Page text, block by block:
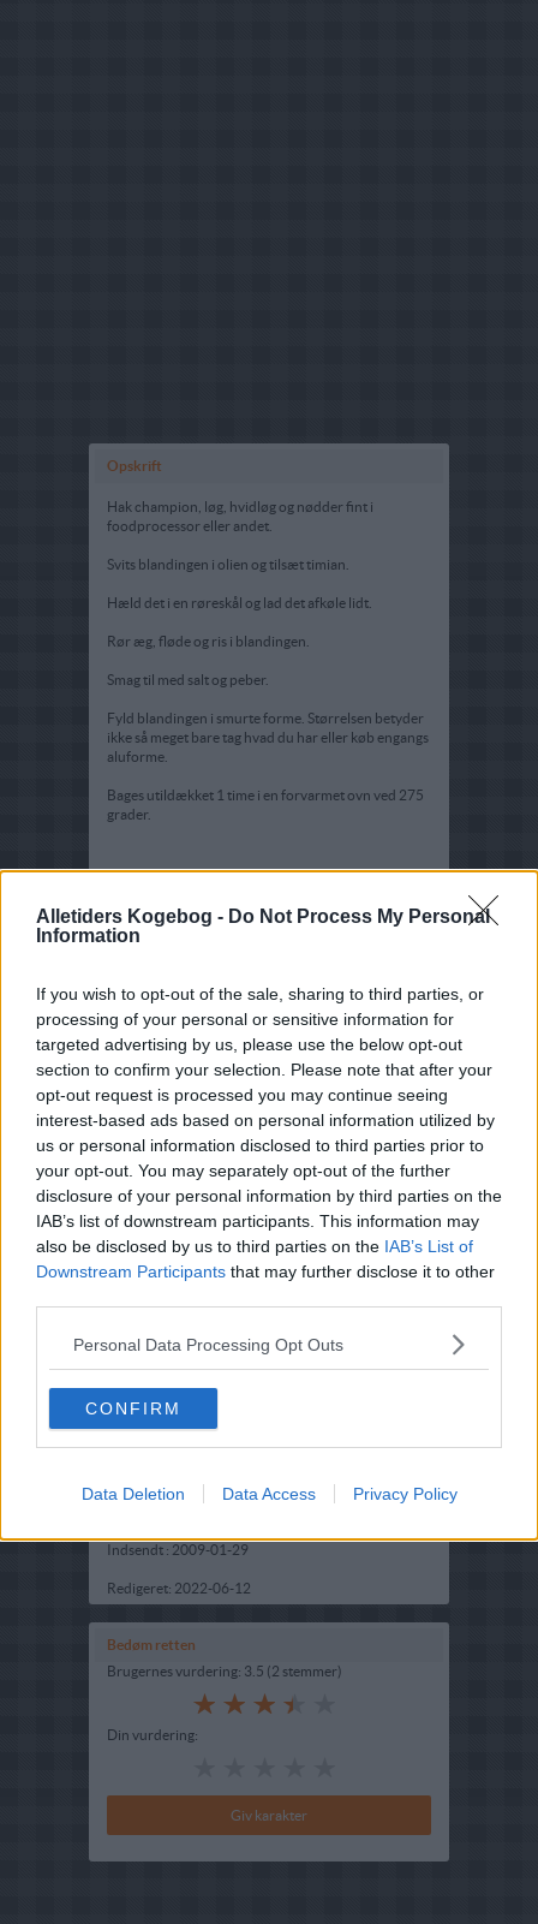
Alletiders Kogebog - Do Not Process My Personal
Information
If you wish to opt-out of the sale, sharing to third parties, or
processing of your personal or sensitive information for
targeted advertising by us, please use the below opt-out
section to confirm your selection. Please note that after your
opt-out request is processed you may continue seeing
interest-based ads based on personal information utilized by
us or personal information disclosed to third parties prior to
your opt-out. You may separately opt-out of the further
disclosure of your personal information by third parties on the
IAB’s list of downstream participants. This information may
also be disclosed by us to third parties on the IAB’s List of
Downstream Participants that may further disclose it to other
Personal Data Processing Opt Outs
CONFIRM
Data Deletion Data Access Privacy Policy
Opskrift
Hak champion, løg, hvidløg og nødder fint i
foodprocessor eller andet.
Svits blandingen i olien og tilsæt timian.
Hæld det i en røreskål og lad det afkøle lidt.
Rør æg, fløde og ris i blandingen.
Smag til med salt og peber.
Fyld blandingen i smurte forme. Størrelsen betyder
ikke så meget bare tag hvad du har eller køb engangs
aluforme.
Bages utildækket 1 time i en forvarmet ovn ved 275
grader.
* Holder flere uger i køleskabet, hvis du kan gemme
Opskriftsinfo
Indsendt : 2009-01-29
Redigeret: 2022-06-12
Bedøm retten
Brugernes vurdering: 3.5 (2 stemmer)
Din vurdering: